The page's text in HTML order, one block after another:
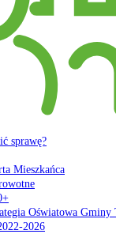
sprawę?
Mieszkańca
Oświatowa Gminy
2026